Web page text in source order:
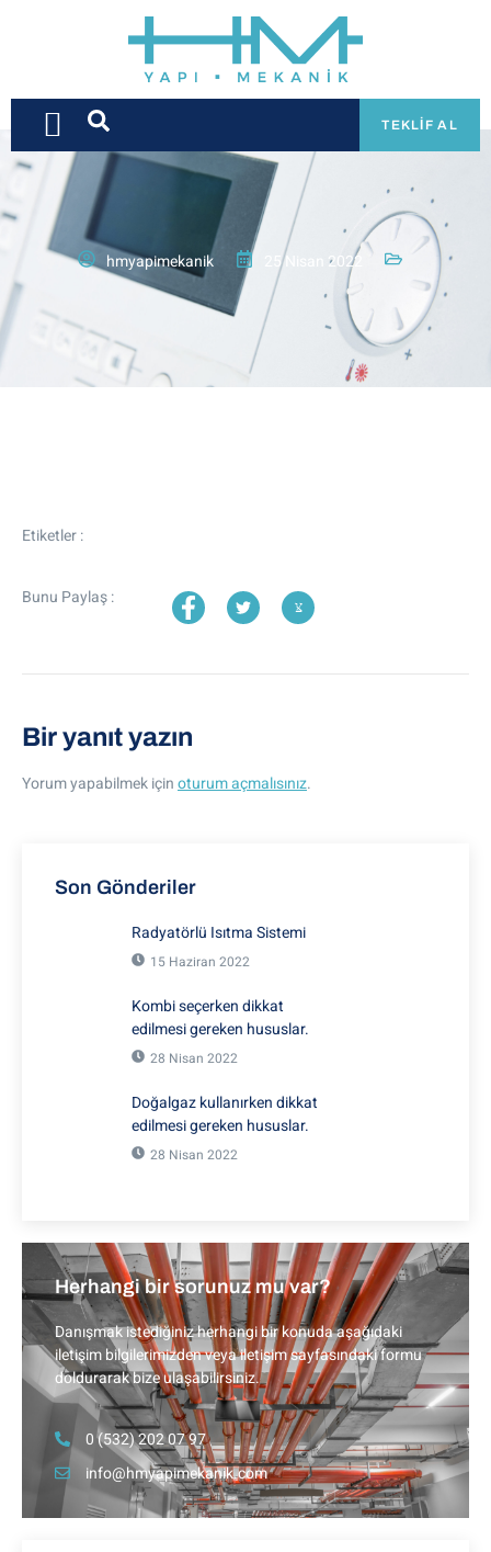
TEKLIF AL
hmyapimekanik 25 Nisan 2022
Etiketler :
Bunu Paylaş :
Bir yanıt yazın
Yorum yapabilmek içinoturum açmalısınız.
Son Gönderiler
Radyatörlü Isıtma Sistemi
15 Haziran 2022
Kombi seçerken dikkat
edilmesi gereken hususlar.
28 Nisan 2022
Doğalgaz kullanırken dikkat
edilmesi gereken hususlar.
28 Nisan 2022
Herhangi bir sorunuz mu var?
Danışmak istediğiniz herhangi bir konuda aşağıdaki
iletişim bilgilerimizden veya iletişim sayfasındaki formu
doldurarak bize ulaşabilirsiniz.
0 (532) 202 07 97
info@hmyapimekanik.com